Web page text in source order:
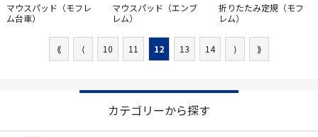
マウスパッド（モフレ
ム台車）
マウスパッド（エンブ
レム）
折りたたみ定規（モフ
レム）
⟪ ⟨ 10 11 12 13 14 ⟩ ⟫
カテゴリーから探す